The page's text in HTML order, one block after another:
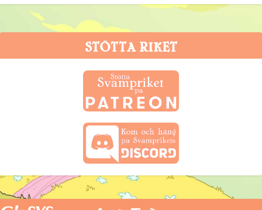
STÖTTA RIKET